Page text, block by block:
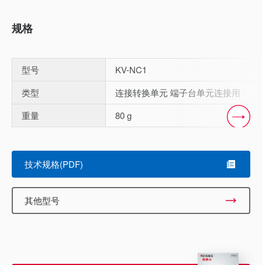
规格
型号
KV-NC1
类型
连接转换单元 端子台单元连接用
重量
80 g
技术规格(PDF)
其他型号